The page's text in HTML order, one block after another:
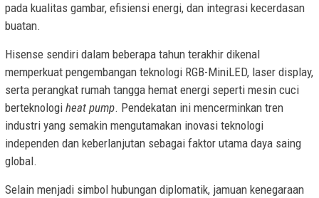
pada kualitas gambar, efisiensi energi, dan integrasi kecerdasan
buatan.
Hisense sendiri dalam beberapa tahun terakhir dikenal
memperkuat pengembangan teknologi RGB-MiniLED, laser display,
serta perangkat rumah tangga hemat energi seperti mesin cuci
berteknologi heat pump. Pendekatan ini mencerminkan tren
industri yang semakin mengutamakan inovasi teknologi
independen dan keberlanjutan sebagai faktor utama daya saing
global.
Selain menjadi simbol hubungan diplomatik, jamuan kenegaraan